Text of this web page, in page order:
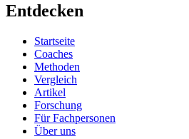
Entdecken
Startseite
Coaches
Methoden
Vergleich
Artikel
Forschung
Für Fachpersonen
Über uns